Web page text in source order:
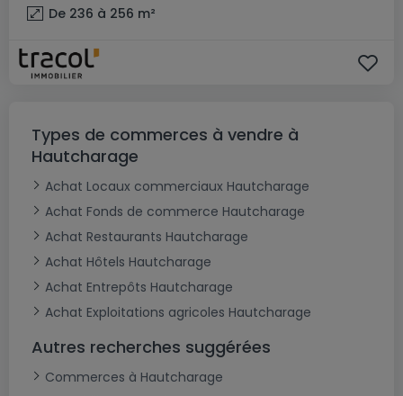
De 236 à 256 m²
Types de commerces à vendre à
Hautcharage
Achat Locaux commerciaux Hautcharage
Achat Fonds de commerce Hautcharage
Achat Restaurants Hautcharage
Achat Hôtels Hautcharage
Achat Entrepôts Hautcharage
Achat Exploitations agricoles Hautcharage
Autres recherches suggérées
Commerces à Hautcharage